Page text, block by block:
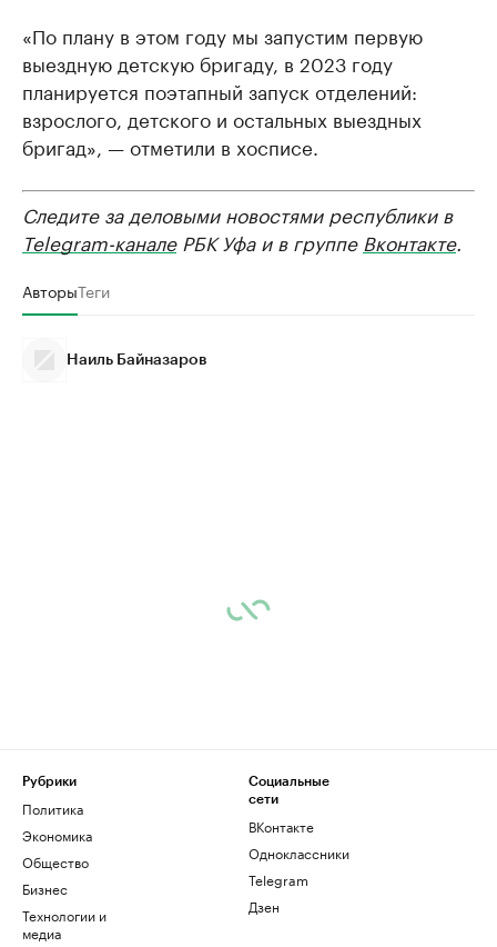
«По плану в этом году мы запустим первую
выездную детскую бригаду, в 2023 году
планируется поэтапный запуск отделений:
взрослого, детского и остальных выездных
бригад», — отметили в хосписе.
Следите за деловыми новостями республики в
Telegram-каналеРБК Уфа и в группе Вконтакте.
АвторыТеги
Наиль Байназаров
Рубрики
Политика
Экономика
Общество
Бизнес
Технологии и
медиа
Социальные
сети
ВКонтакте
Одноклассники
Telegram
Дзен